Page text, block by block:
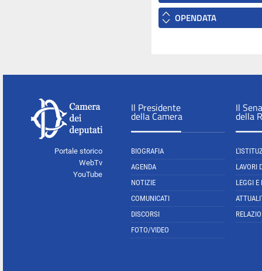
OPENDATA
Portale storico
WebTv
YouTube
Il Presidente
della Camera
BIOGRAFIA
AGENDA
NOTIZIE
COMUNICATI
DISCORSI
FOTO/VIDEO
Il
della
LAVORI
LEGGI E